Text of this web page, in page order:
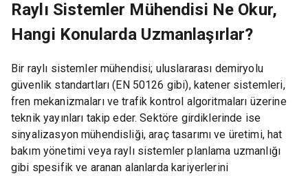
Raylı Sistemler Mühendisi Ne Okur,
Hangi Konularda Uzmanlaşırlar?
Bir raylı sistemler mühendisi; uluslararası demiryolu
güvenlik standartları (EN 50126 gibi), katener sistemleri,
fren mekanizmaları ve trafik kontrol algoritmaları üzerine
teknik yayınları takip eder. Sektöre girdiklerinde ise
sinyalizasyon mühendisliği, araç tasarımı ve üretimi, hat
bakım yönetimi veya raylı sistemler planlama uzmanlığı
gibi spesifik ve aranan alanlarda kariyerlerini